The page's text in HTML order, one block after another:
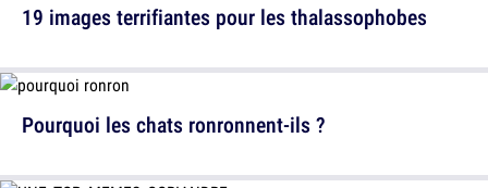
Pourquoi les chats ronronnent-ils ?
19 images terrifiantes pour les thalassophobes